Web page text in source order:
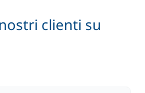
clienti su